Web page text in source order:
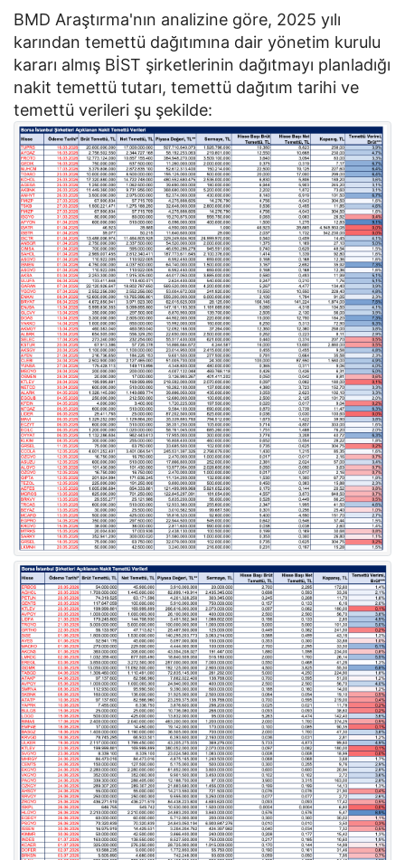
BMD Araştırma'nın analizine göre, 2025 yılı
karından temettü dağıtımına dair yönetim kurulu
kararı almış BİST şirketlerinin dağıtmayı planladığı
nakit temettü tutarı, temettü dağıtım tarihi ve
temettü verileri şu şekilde: